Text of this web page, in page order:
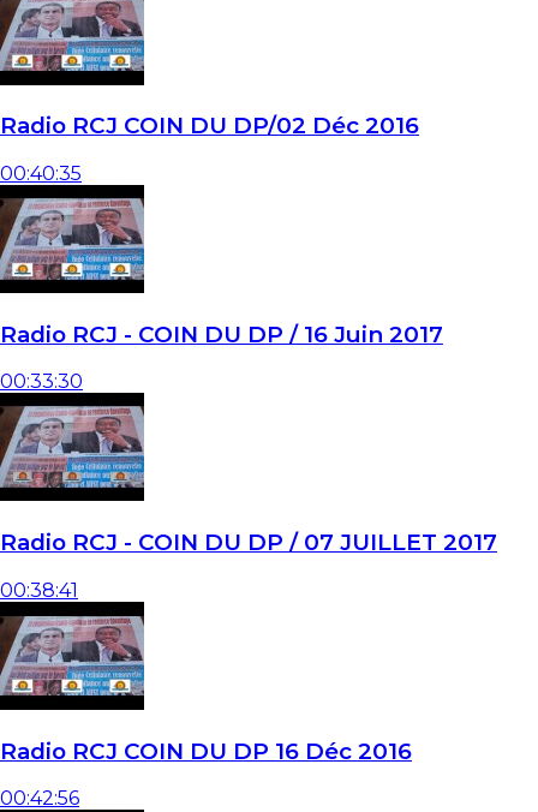
Radio RCJ COIN DU DP/02 Déc 2016
00:40:35
Radio RCJ - COIN DU DP / 16 Juin 2017
00:33:30
Radio RCJ - COIN DU DP / 07 JUILLET 2017
00:38:41
Radio RCJ COIN DU DP 16 Déc 2016
00:42:56